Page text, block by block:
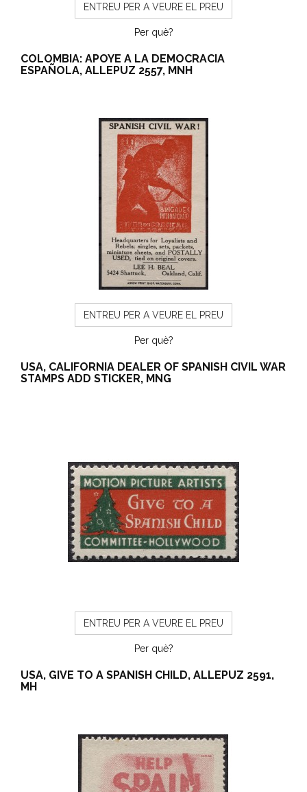
ENTREU PER A VEURE EL PREU
Per què?
COLOMBIA: APOYE A LA DEMOCRACIA
ESPAÑOLA, ALLEPUZ 2557, MNH
ENTREU PER A VEURE EL PREU
Per què?
USA, CALIFORNIA DEALER OF SPANISH CIVIL WAR
STAMPS ADD STICKER, MNG
ENTREU PER A VEURE EL PREU
Per què?
USA, GIVE TO A SPANISH CHILD, ALLEPUZ 2591,
MH